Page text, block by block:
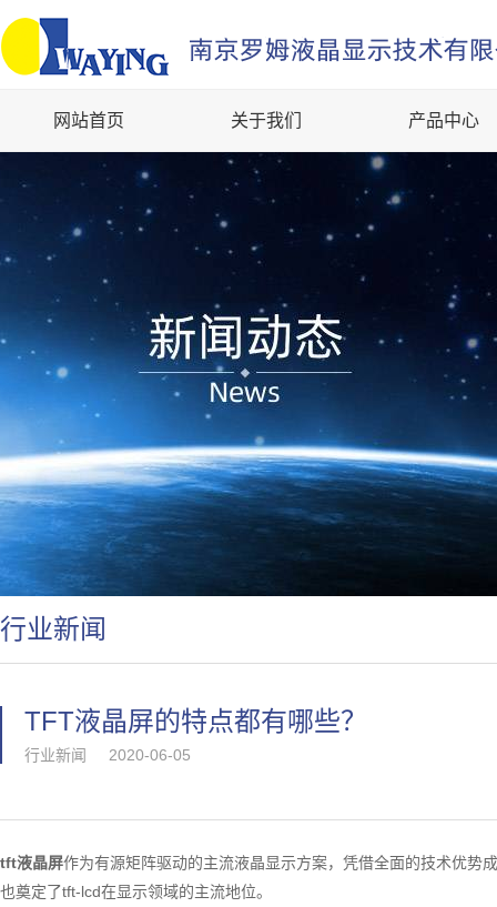
网站首页 关于我们 产品中心
行业新闻
TFT液晶屏的特点都有哪些？
行业新闻 2020-06-05
tft液晶屏作为有源矩阵驱动的主流液晶显示方案，凭借全面的技术优势
也奠定了tft-lcd在显示领域的主流地位。